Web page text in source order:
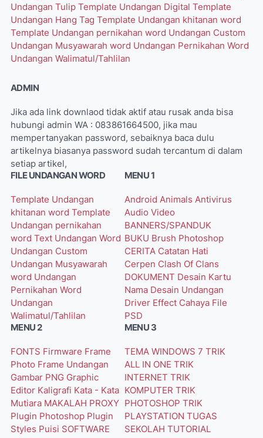
Undangan Tulip Template Undangan Digital Template
Undangan Hang Tag Template Undangan khitanan word
Template Undangan pernikahan word Undangan Custom
Undangan Musyawarah word Undangan Pernikahan Word
Undangan Walimatul/Tahlilan
ADMIN
Jika ada link downlaod tidak aktif atau rusak anda bisa
hubungi admin WA : 083861664500, jika mau
mempertanyakan password, sebaiknya baca dulu
artikelnya biasanya password sudah tercantum di dalam
setiap artikel,
FILE UNDANGAN WORD
Template Undangan
khitanan word Template
Undangan pernikahan
word Text Undangan Word
Undangan Custom
Undangan Musyawarah
word Undangan
Pernikahan Word
Undangan
Walimatul/Tahlilan
MENU 1
Android Animals Antivirus
Audio Video
BANNERS/SPANDUK
BUKU Brush Photoshop
CERITA Catatan Hati
Cerpen Clash Of Clans
DOKUMENT Desain Kartu
Nama Desain Undangan
Driver Effect Cahaya File
PSD
MENU 2
FONTS Firmware Frame
Photo Frame Undangan
Gambar PNG Graphic
Editor Kaligrafi Kata - Kata
Mutiara MAKALAH PROXY
Plugin Photoshop Plugin
Styles Puisi SOFTWARE
MENU 3
TEMA WINDOWS 7 TRIK
ALL IN ONE TRIK
INTERNET TRIK
KOMPUTER TRIK
PHOTOSHOP TRIK
PLAYSTATION TUGAS
SEKOLAH TUTORIAL